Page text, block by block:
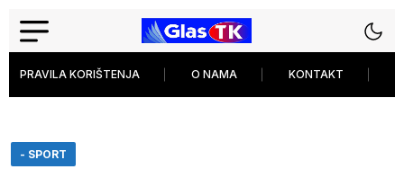
PRAVILA KORIŠTENJA O NAMA KONTAKT
- SPORT